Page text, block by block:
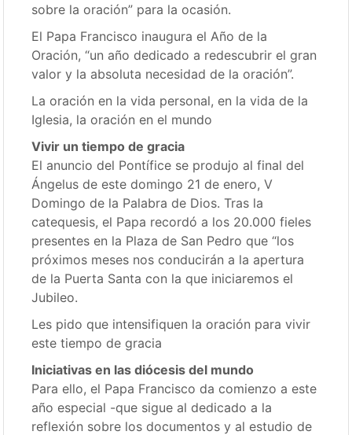
sobre la oración” para la ocasión.
El Papa Francisco inaugura el Año de la
Oración, “un año dedicado a redescubrir el gran
valor y la absoluta necesidad de la oración”.
La oración en la vida personal, en la vida de la
Iglesia, la oración en el mundo
Vivir un tiempo de gracia
El anuncio del Pontífice se produjo al final del
Ángelus de este domingo 21 de enero, V
Domingo de la Palabra de Dios. Tras la
catequesis, el Papa recordó a los 20.000 fieles
presentes en la Plaza de San Pedro que “los
próximos meses nos conducirán a la apertura
de la Puerta Santa con la que iniciaremos el
Jubileo.
Les pido que intensifiquen la oración para vivir
este tiempo de gracia
Iniciativas en las diócesis del mundo
Para ello, el Papa Francisco da comienzo a este
año especial -que sigue al dedicado a la
reflexión sobre los documentos y al estudio de